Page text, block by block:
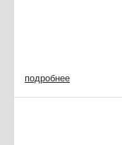
подробнее